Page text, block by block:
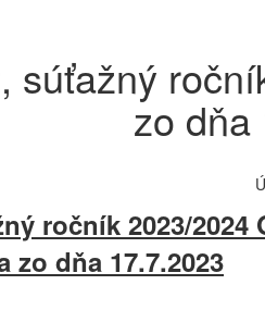
súťažný
zo dňa
ročník 2023/2024
zo dňa 17.7.2023